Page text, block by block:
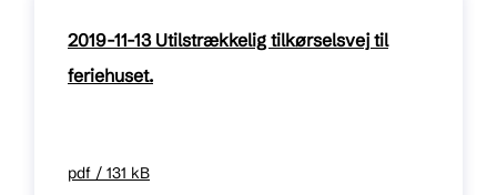
2019-11-13 Utilstrækkelig tilkørselsvej til
feriehuset.
pdf / 131 kB